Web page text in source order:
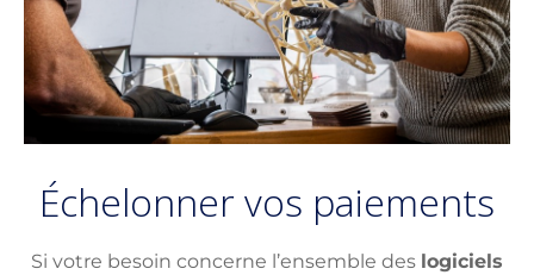
Échelonner vos paiements
Si votre besoin concerne l’ensemble des logiciels